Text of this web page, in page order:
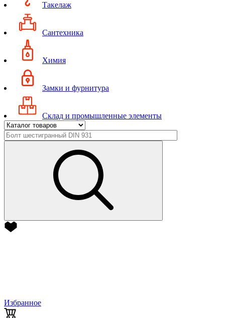
Такелаж
Сантехника
Химия
Замки и фурнитура
Склад и промышленные элементы
Избранное